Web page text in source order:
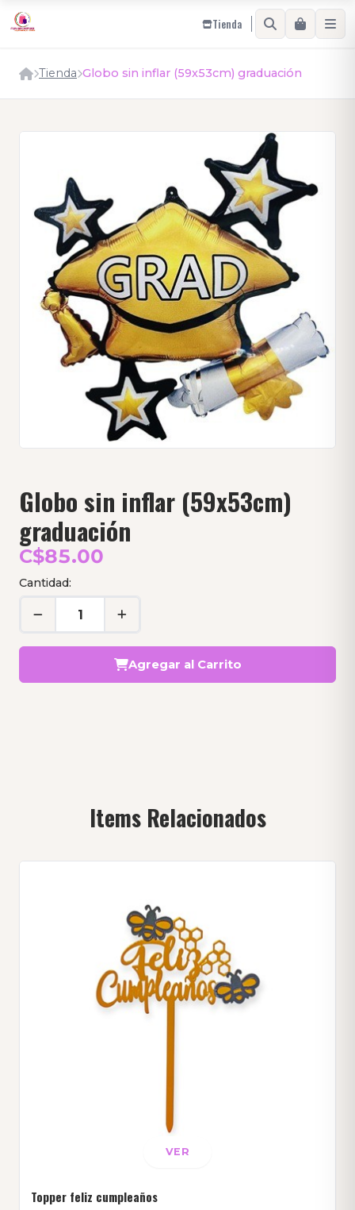
Tienda
Tienda Globo sin inflar (59x53cm) graduación
Globo sin inflar (59x53cm)
graduación
C$85.00
Cantidad:
Agregar al Carrito
Items Relacionados
VER
Topper feliz cumpleaños